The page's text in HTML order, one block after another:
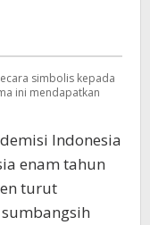
simbolis kepada
ini mendapatkan
Indonesia
enam tahun
turut